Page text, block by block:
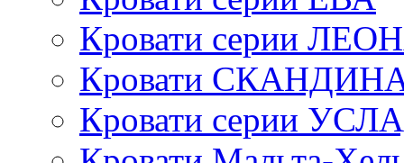
Кровати серии
Кровати
Кровати серии